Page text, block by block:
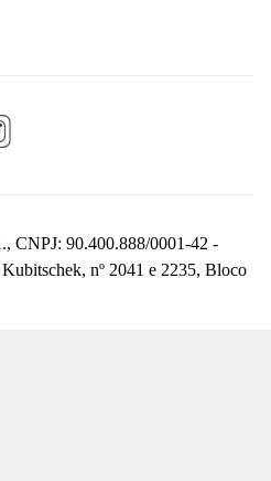
CNPJ: 90.400.888/0001-42 -
nº 2041 e 2235, Bloco